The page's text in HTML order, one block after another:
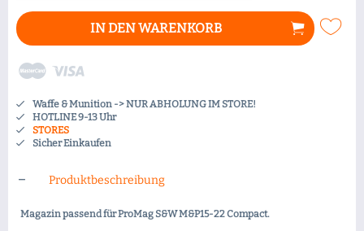
IN DENWARENKORB
Waffe & Munition -> NUR ABHOLUNG IM STORE!
HOTLINE 9-13 Uhr
STORES
Sicher Einkaufen
Produktbeschreibung
Magazin passend für ProMag S&W M&P15-22 Compact.